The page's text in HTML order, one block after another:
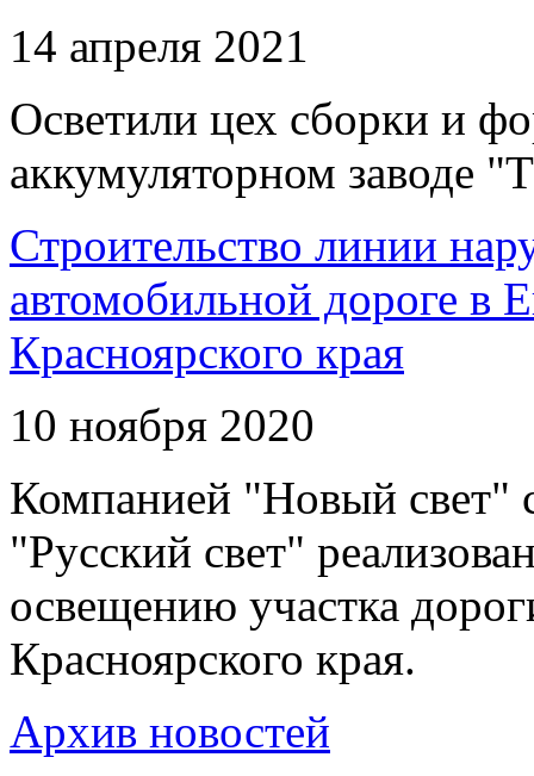
14 апреля 2021
Осветили цех сборки и
аккумуляторном заводе
Строительство линии
автомобильной дороге в
Красноярского края
10 ноября 2020
Компанией "Новый свет"
"Русский свет"
освещению участка
Красноярского края.
Архив новостей